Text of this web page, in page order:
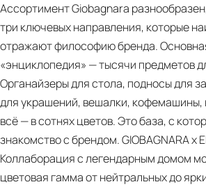
Ассортимент Giobagnara
три ключевых направления, которые
отражают философию бренда.
«энциклопедия» — тысячи предметов
Органайзеры для стола, подносы для
для украшений, вешалки, кофемашины,
всё — в сотнях цветов. Это база, с
знакомство с брендом. GIOBAGNARA x
Коллаборация с легендарным домом
цветовая гамма от нейтральных до